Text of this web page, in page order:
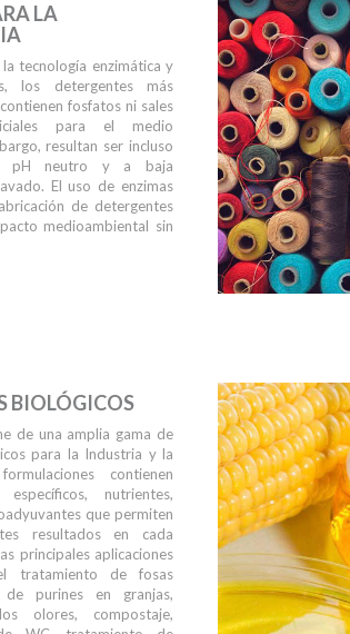
LA
tecnología enzimática y
los detergentes más
fosfatos ni sales
para el medio
resultan ser incluso
pH neutro y a baja
El uso de enzimas
de detergentes
medioambiental sin
BIOLÓGICOS
de una amplia gama de
para la Industria y la
contienen
específicos, nutrientes,
que permiten
resultados en cada
principales aplicaciones
tratamiento de fosas
de purines en granjas,
olores, compostaje,